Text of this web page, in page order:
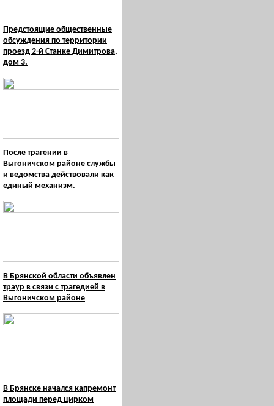
Предстоящие общественные
обсуждения по территории
проезд 2-й Станке Димитрова,
дом 3.
После трагении в
Выгоничском районе службы
и ведомства действовали как
единый механизм.
В Брянской области объявлен
траур в связи с трагедией в
Выгоничском районе
В Брянске начался капремонт
площади перед цирком